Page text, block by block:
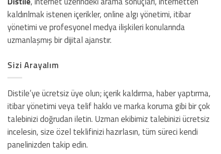
kaldırılmak istenen içerikler, online algı yönetimi, itibar
yönetimi ve profesyonel medya ilişkileri konularında
uzmanlaşmış bir dijital ajanstır.
Sizi Arayalım
Distile’ye ücretsiz üye olun; içerik kaldırma, haber yaptırma,
itibar yönetimi veya telif hakkı ve marka koruma gibi bir çok
talebinizi doğrudan iletin. Uzman ekibimiz talebinizi ücretsiz
incelesin, size özel teklifinizi hazırlasın, tüm süreci kendi
panelinizden takip edin.